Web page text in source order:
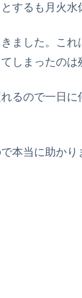
するも月火
ました。こ
しまったのは
るので一日
本当に助かり